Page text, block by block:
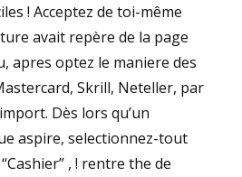
! Acceptez de toi-même
avait repère de la page
apres optez le maniere des
Skrill, Neteller, par
Dès lors qu’un
aspire, selectionnez-tout
, ! rentre the de